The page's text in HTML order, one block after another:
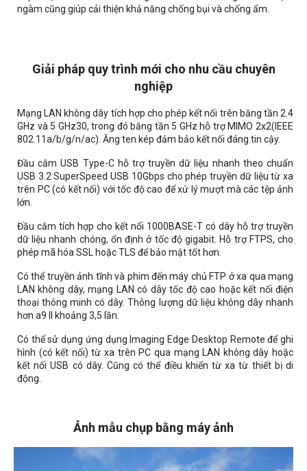
ngàm cũng giúp cải thiện khả năng chống bụi và chống ẩm.
Giải pháp quy trình mới cho nhu cầu chuyên
nghiệp
Mạng LAN không dây tích hợp cho phép kết nối trên băng tần 2.4
GHz và 5 GHz30, trong đó băng tần 5 GHz hỗ trợ MIMO 2x2(IEEE
802.11a/b/g/n/ac). Ăng ten kép đảm bảo kết nối đáng tin cậy.
Đầu cắm USB Type-C hỗ trợ truyền dữ liệu nhanh theo chuẩn
USB 3.2 SuperSpeed USB 10Gbps cho phép truyền dữ liệu từ xa
trên PC (có kết nối) với tốc độ cao để xử lý mượt mà các tệp ảnh
lớn.
Đầu cắm tích hợp cho kết nối 1000BASE-T có dây hỗ trợ truyền
dữ liệu nhanh chóng, ổn định ở tốc độ gigabit. Hỗ trợ FTPS, cho
phép mã hóa SSL hoặc TLS để bảo mật tốt hơn.
Có thể truyền ảnh tĩnh và phim đến máy chủ FTP ở xa qua mạng
LAN không dây, mạng LAN có dây tốc độ cao hoặc kết nối điện
thoại thông minh có dây. Thông lượng dữ liệu không dây nhanh
hơn a9 II khoảng 3,5 lần.
Có thể sử dụng ứng dụng Imaging Edge Desktop Remote để ghi
hình (có kết nối) từ xa trên PC qua mạng LAN không dây hoặc
kết nối USB có dây. Cũng có thể điều khiển từ xa từ thiết bị di
động.
Ảnh mẫu chụp bằng máy ảnh